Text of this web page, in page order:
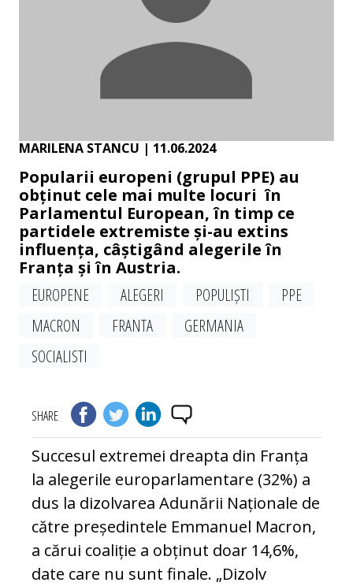
MARILENA STANCU | 11.06.2024
Popularii europeni (grupul PPE) au
obținut cele mai multe locuri în
Parlamentul European, în timp ce
partidele extremiste și-au extins
influența, câștigând alegerile în
Franța și în Austria.
EUROPENE
ALEGERI POPULIȘTI
PPE
MACRON
FRANTA
GERMANIA
SOCIALISTI
SHARE
Succesul extremei dreapta din Franța
la alegerile europarlamentare (32%) a
dus la dizolvarea Adunării Naționale de
către președintele Emmanuel Macron,
a cărui coaliție a obținut doar 14,6%,
date care nu sunt finale. „Dizolv